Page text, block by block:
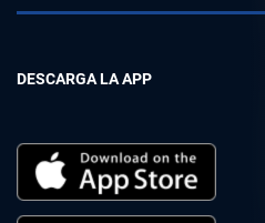
DESCARGA LA APP